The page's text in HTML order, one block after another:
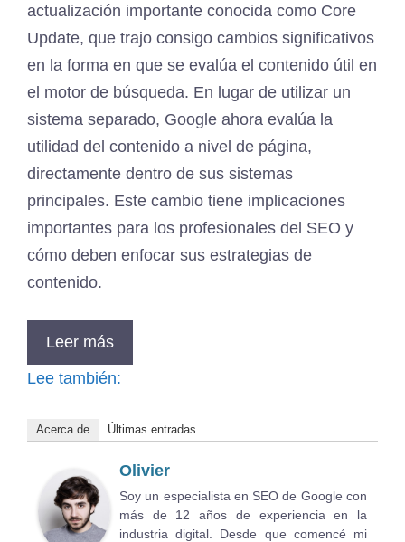
actualización importante conocida como Core
Update, que trajo consigo cambios significativos
en la forma en que se evalúa el contenido útil en
el motor de búsqueda. En lugar de utilizar un
sistema separado, Google ahora evalúa la
utilidad del contenido a nivel de página,
directamente dentro de sus sistemas
principales. Este cambio tiene implicaciones
importantes para los profesionales del SEO y
cómo deben enfocar sus estrategias de
contenido.
Leer más
Lee también:
Acerca de Últimas entradas
Olivier
Soy un especialista en SEO de Google con
más de 12 años de experiencia en la
industria digital. Desde que comencé mi